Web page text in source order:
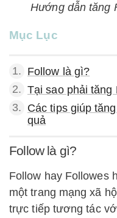
Hướng dẫn tăng
Mục Lục
1. Follow là gì?
2. Tại sao phải tăng
3. Các tips giúp
quả
Follow là gì?
Follow hay Followes
một trang mạng xã
trực tiếp tương tác